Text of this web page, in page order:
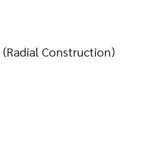
(Radial Construction)